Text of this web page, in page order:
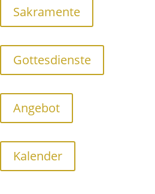
Sakramente
Gottesdienste
Angebot
Kalender
Ludwig Angerer
Josef Hermann Fuchs1990-1994